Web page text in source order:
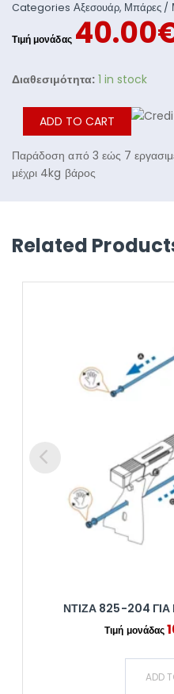
Categories Αξεσουάρ, Μπάρες /
40.00
Διαθεσιμότητα: 1 in stock
ADD TO CART
Παράδοση από 3 εώς 7
μέχρι 4kg βάρος
Related
ΝΤΙΖΑ 825-204
ADD